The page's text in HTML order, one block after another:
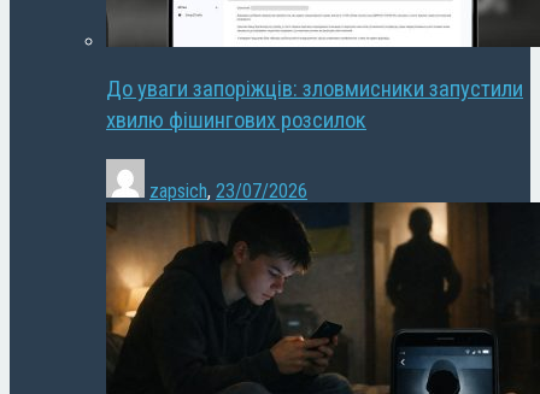
До уваги запоріжців: зловмисники запустили
хвилю фішингових розсилок
zapsich, 23/07/2026